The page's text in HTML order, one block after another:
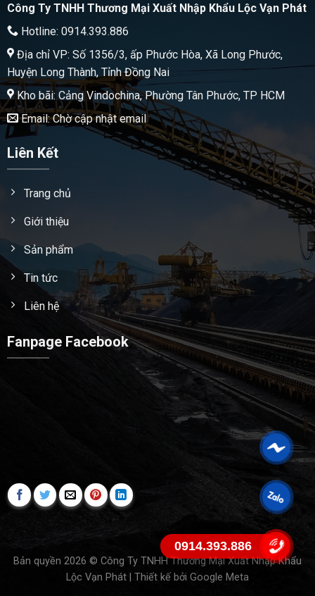
Công Ty TNHH Thương Mại Xuất Nhập Khẩu Lộc Vạn Phát
Hotline: 0914.393.886
Địa chỉ VP: Số 1356/3, ấp Phước Hòa, Xã Long Phước,
Huyện Long Thành, Tỉnh Đồng Nai
Kho bãi: Cảng Vindochina, Phường Tân Phước, TP HCM
Email: Chờ cập nhật email
Liên Kết
Trang chủ
Giới thiệu
Sản phẩm
Tin tức
Liên hệ
Fanpage Facebook
Bản quyền 2026 © Công Ty TNHH Thương Mại Xuất Nhập Khẩu
Lộc Vạn Phát | Thiết kế bởi Google Meta
0914.393.886